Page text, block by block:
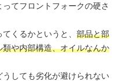
てフロントフォークの硬さ
くるかというと、 部品と部
や内部構造、オイルなんか
しても劣化が避けられない